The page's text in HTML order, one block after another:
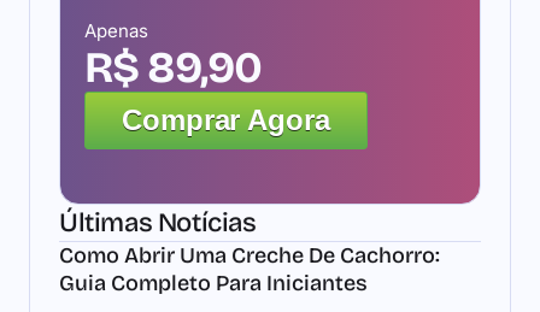
Apenas
R$ 89,90
Comprar Agora
Últimas Notícias
Como Abrir Uma Creche De Cachorro:
Guia Completo Para Iniciantes